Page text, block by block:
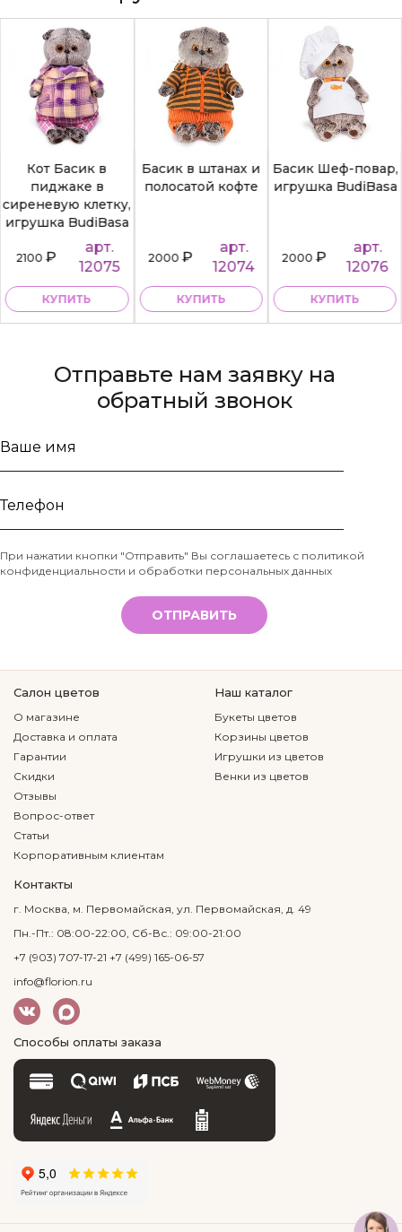
Кот Басик в
пиджаке в
сиреневую клетку,
игрушка BudiBasa
2100₽
арт.
12075
КУПИТЬ
Басик в штанах и
полосатой кофте
2000₽
арт.
12074
КУПИТЬ
Басик Шеф-повар,
игрушка BudiBasa
2000₽
арт.
12076
КУПИТЬ
Отправьте нам заявку на
обратный звонок
Ваше
Телефон
*
При нажатии кнопки "Отправить" Вы соглашаетесь с политикой
конфиденциальности и обработки персональных данных
ОТПРАВИТЬ
Салон цветов
О магазине
Доставка и оплата
Гарантии
Скидки
Отзывы
Вопрос-ответ
Статьи
Корпоративным клиентам
Наш каталог
Букеты цветов
Корзины цветов
Игрушки из цветов
Венки из цветов
Контакты
г. Москва, м. Первомайская, ул. Первомайская, д. 49
Пн.-Пт.: 08:00-22:00, Сб-Вс.: 09:00-21:00
+7 (903) 707-17-21 +7 (499) 165-06-57
info@florion.ru
Способы оплаты заказа